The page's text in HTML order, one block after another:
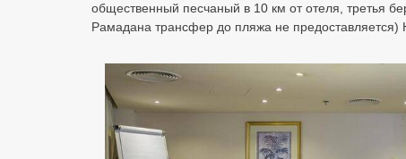
общественный песчаный в 10 км от отеля, третья
Рамадана трансфер до пляжа не